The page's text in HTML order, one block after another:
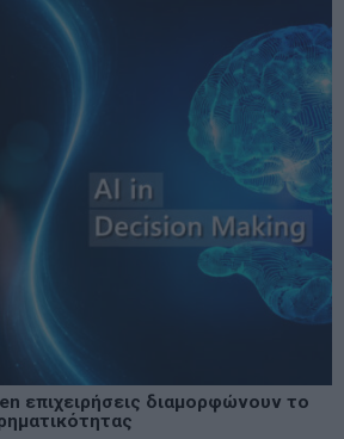
επιχειρήσεις διαμορφώνουν το